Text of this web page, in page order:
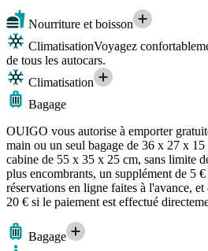
Nourriture et boisson
ClimatisationVoyagez
de tous les autocars.
Climatisation
Bagage
OUIGO vous autorise à emporter
main ou un seul bagage de 36 x 27 x
cabine de 55 x 35 x 25 cm, sans limite
plus encombrants, un supplément de 5
réservations en ligne faites à l'avance,
20 € si le paiement est effectué
Bagage